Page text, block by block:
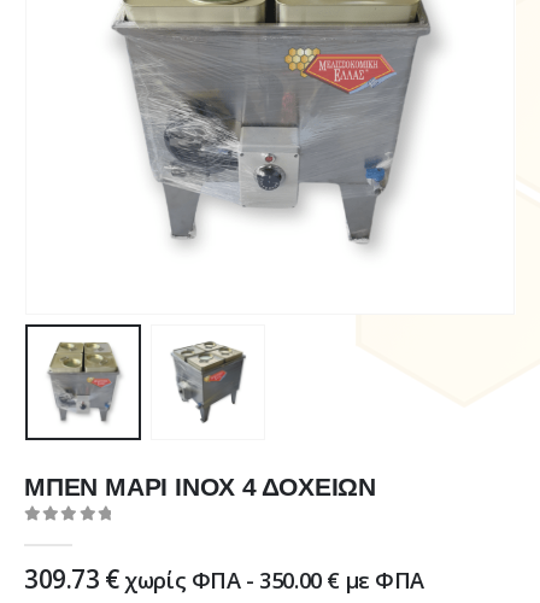
ΜΠΕΝ ΜΑΡΙ ΙΝΟΧ 4 ΔΟΧΕΙΩΝ
309.73 € χωρίς ΦΠΑ - 350.00 €με ΦΠΑ